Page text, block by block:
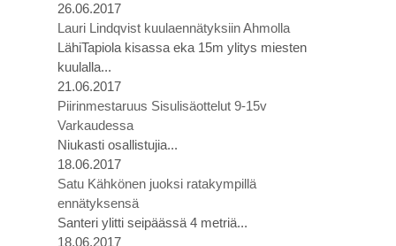
26.06.2017
Lauri Lindqvist kuulaennätyksiin Ahmolla
LähiTapiola kisassa eka 15m ylitys miesten
kuulalla...
21.06.2017
Piirinmestaruus Sisulisäottelut 9-15v
Varkaudessa
Niukasti osallistujia...
18.06.2017
Satu Kähkönen juoksi ratakympillä
ennätyksensä
Santeri ylitti seipäässä 4 metriä...
18.06.2017